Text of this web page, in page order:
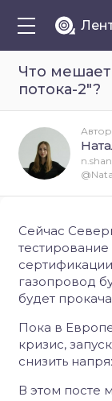
Что мешает
потока-2"?
Сейчас
газопровод
будет
Пока в
кризис,
снизить
В этом посте
Автор